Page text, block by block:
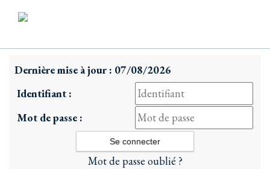
Dernière mise à jour : 07/08/2026
Identifiant :
Mot de passe :
Mot de passe oublié ?